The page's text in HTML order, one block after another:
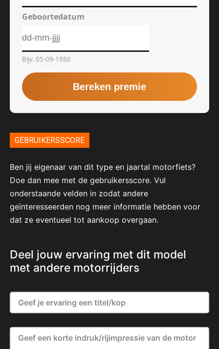
GEBRUIKERSSCORE
Ben jij eigenaar van dit type en jaartal motorfiets?
Doe dan mee met de gebruikersscore. Vul
onderstaande velden in zodat andere
geïnteresseerden nog meer informatie hebben voor
dat ze eventueel tot aankoop overgaan.
Deel jouw ervaring met dit model
met andere motorrijders